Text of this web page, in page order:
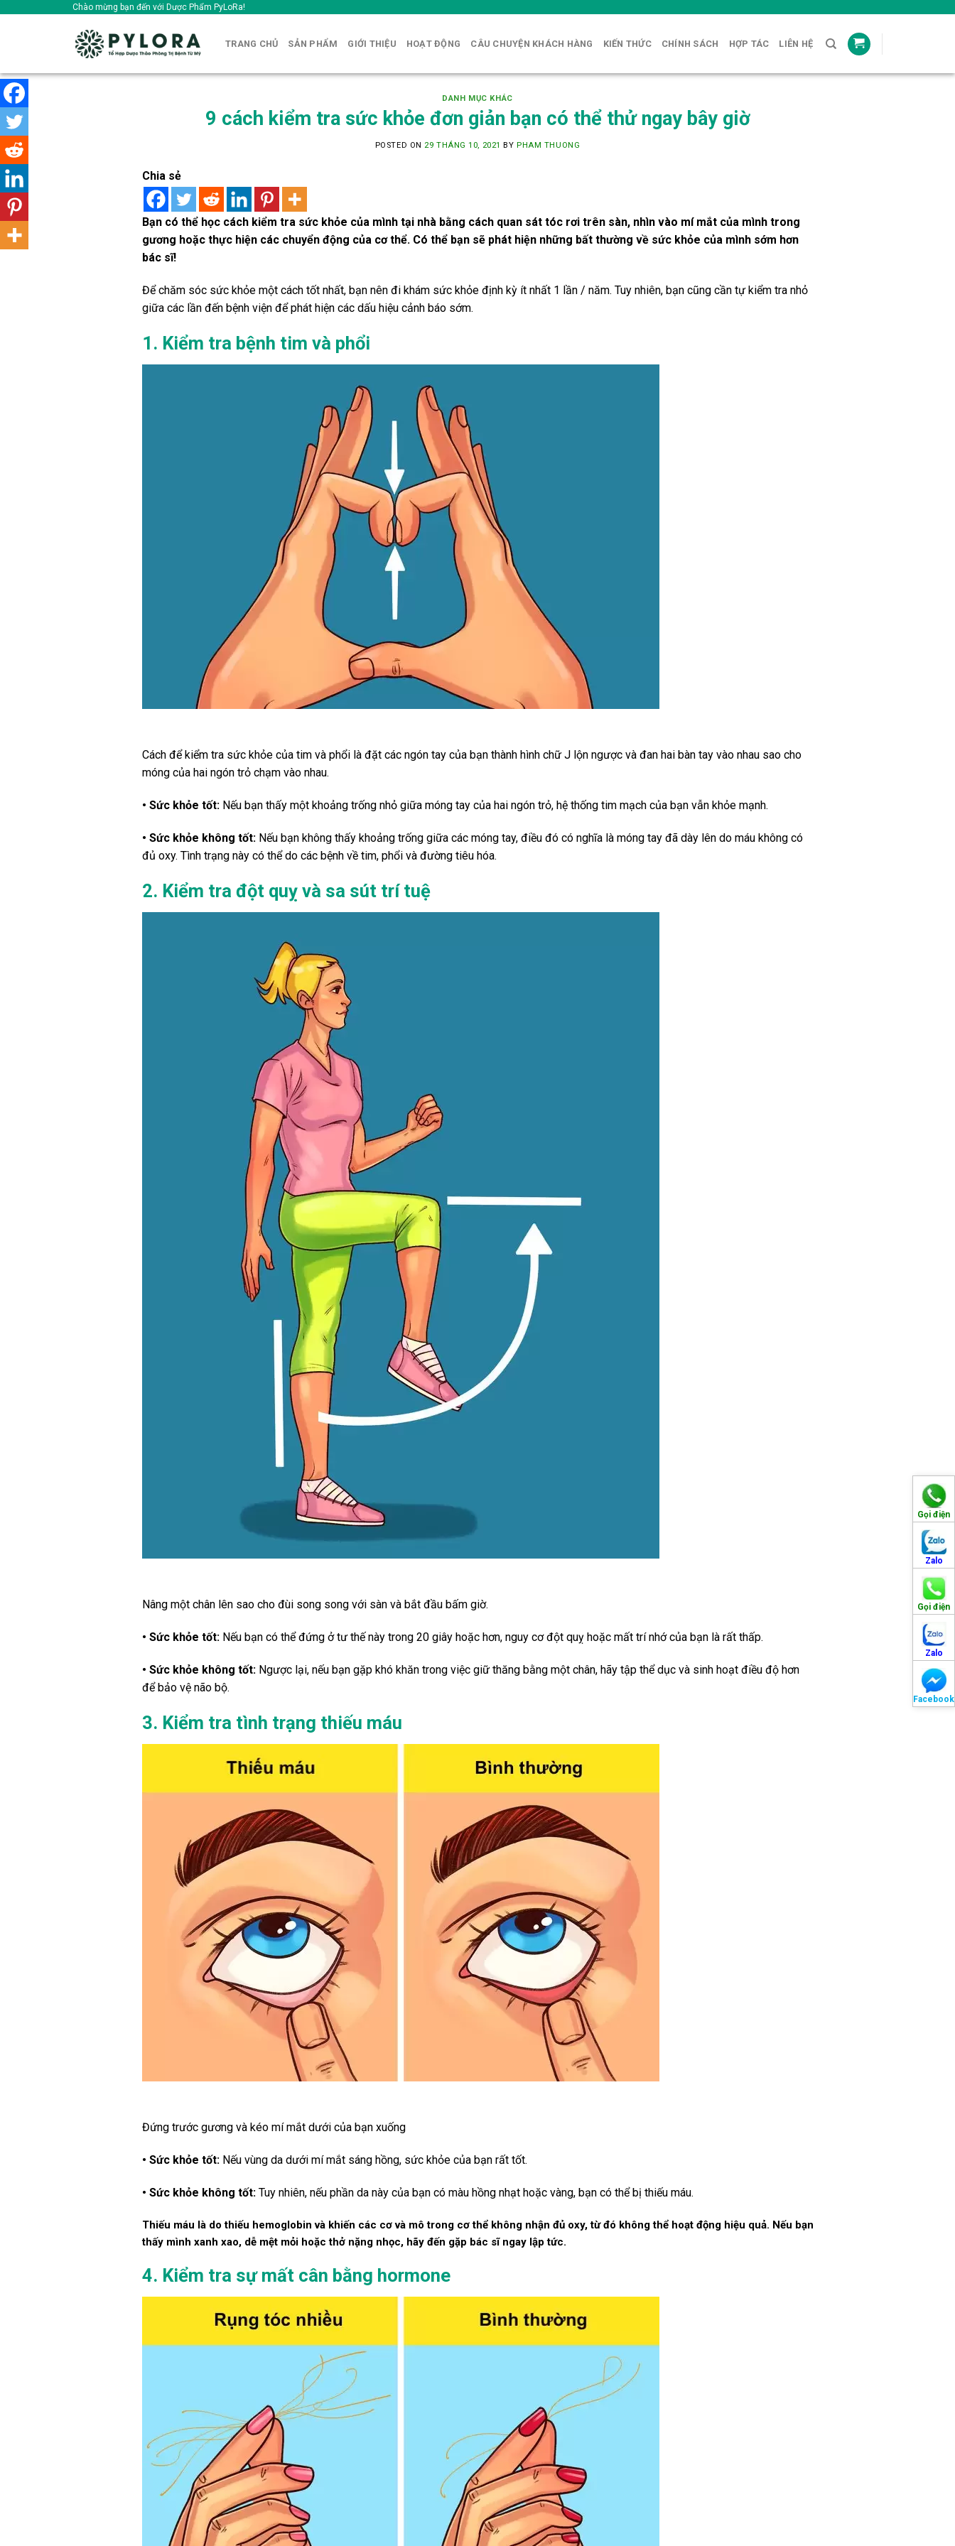
Chào mừng bạn đến với Dược Phẩm PyLoRa!
TRANG CHỦ SẢN PHẨM GIỚI THIỆU HOẠT ĐỘNG CÂU CHUYỆN KHÁCH HÀNG KIẾN THỨC CHÍNH SÁCH HỢP TÁC LIÊN HỆ
Gọi điện
Zalo
Gọi điện
Zalo
Facebook
DANH MỤC KHÁC
9 cách kiểm tra sức khỏe đơn giản bạn có thể thử ngay bây giờ
POSTED ON 29 THÁNG 10, 2021 BY PHAM THUONG
Chia sẻ
Bạn có thể học cách kiểm tra sức khỏe của mình tại nhà bằng cách quan sát tóc rơi trên sàn, nhìn vào mí mắt của mình trong
gương hoặc thực hiện các chuyển động của cơ thể. Có thể bạn sẽ phát hiện những bất thường về sức khỏe của mình sớm hơn
bác sĩ!
Để chăm sóc sức khỏe một cách tốt nhất, bạn nên đi khám sức khỏe định kỳ ít nhất 1 lần / năm. Tuy nhiên, bạn cũng cần tự kiểm tra nhỏ
giữa các lần đến bệnh viện để phát hiện các dấu hiệu cảnh báo sớm.
1. Kiểm tra bệnh tim và phổi
Cách để kiểm tra sức khỏe của tim và phổi là đặt các ngón tay của bạn thành hình chữ J lộn ngược và đan hai bàn tay vào nhau sao cho
móng của hai ngón trỏ chạm vào nhau.
• Sức khỏe tốt:Nếu bạn thấy một khoảng trống nhỏ giữa móng tay của hai ngón trỏ, hệ thống tim mạch của bạn vẫn khỏe mạnh.
• Sức khỏe không tốt:Nếu bạn không thấy khoảng trống giữa các móng tay, điều đó có nghĩa là móng tay đã dày lên do máu không có
đủ oxy. Tình trạng này có thể do các bệnh về tim, phổi và đường tiêu hóa.
2. Kiểm tra đột quỵ và sa sút trí tuệ
Nâng một chân lên sao cho đùi song song với sàn và bắt đầu bấm giờ.
• Sức khỏe tốt:Nếu bạn có thể đứng ở tư thế này trong 20 giây hoặc hơn, nguy cơ đột quỵ hoặc mất trí nhớ của bạn là rất thấp.
• Sức khỏe không tốt:Ngược lại, nếu bạn gặp khó khăn trong việc giữ thăng bằng một chân, hãy tập thể dục và sinh hoạt điều độ hơn
để bảo vệ não bộ.
3. Kiểm tra tình trạng thiếu máu
Đứng trước gương và kéo mí mắt dưới của bạn xuống
• Sức khỏe tốt:Nếu vùng da dưới mí mắt sáng hồng, sức khỏe của bạn rất tốt.
• Sức khỏe không tốt:Tuy nhiên, nếu phần da này của bạn có màu hồng nhạt hoặc vàng, bạn có thể bị thiếu máu.
Thiếu máu là do thiếu hemoglobin và khiến các cơ và mô trong cơ thể không nhận đủ oxy, từ đó không thể hoạt động hiệu quả. Nếu bạn
thấy mình xanh xao, dễ mệt mỏi hoặc thở nặng nhọc, hãy đến gặp bác sĩ ngay lập tức.
4. Kiểm tra sự mất cân bằng hormone